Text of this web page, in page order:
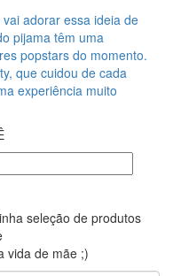
adorar essa ideia de
pijama têm uma
popstars do momento.
que cuidou de cada
experiência muito
seleção de produtos
vida de mãe ;)